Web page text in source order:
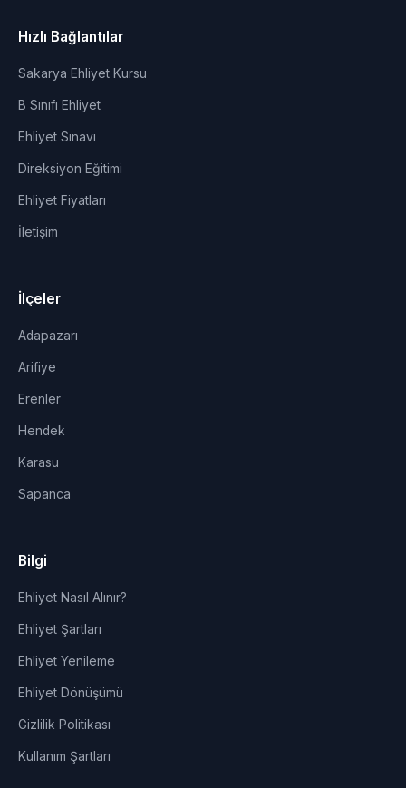
Hızlı Bağlantılar
Sakarya Ehliyet Kursu
B Sınıfı Ehliyet
Ehliyet Sınavı
Direksiyon Eğitimi
Ehliyet Fiyatları
İletişim
İlçeler
Adapazarı
Arifiye
Erenler
Hendek
Karasu
Sapanca
Bilgi
Ehliyet Nasıl Alınır?
Ehliyet Şartları
Ehliyet Yenileme
Ehliyet Dönüşümü
Gizlilik Politikası
Kullanım Şartları